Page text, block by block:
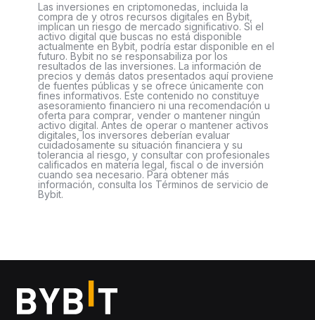
Las inversiones en criptomonedas, incluida la
compra de y otros recursos digitales en Bybit,
implican un riesgo de mercado significativo. Si el
activo digital que buscas no está disponible
actualmente en Bybit, podría estar disponible en el
futuro. Bybit no se responsabiliza por los
resultados de las inversiones. La información de
precios y demás datos presentados aquí proviene
de fuentes públicas y se ofrece únicamente con
fines informativos. Este contenido no constituye
asesoramiento financiero ni una recomendación u
oferta para comprar, vender o mantener ningún
activo digital. Antes de operar o mantener activos
digitales, los inversores deberían evaluar
cuidadosamente su situación financiera y su
tolerancia al riesgo, y consultar con profesionales
calificados en materia legal, fiscal o de inversión
cuando sea necesario. Para obtener más
información, consulta los Términos de servicio de
Bybit.